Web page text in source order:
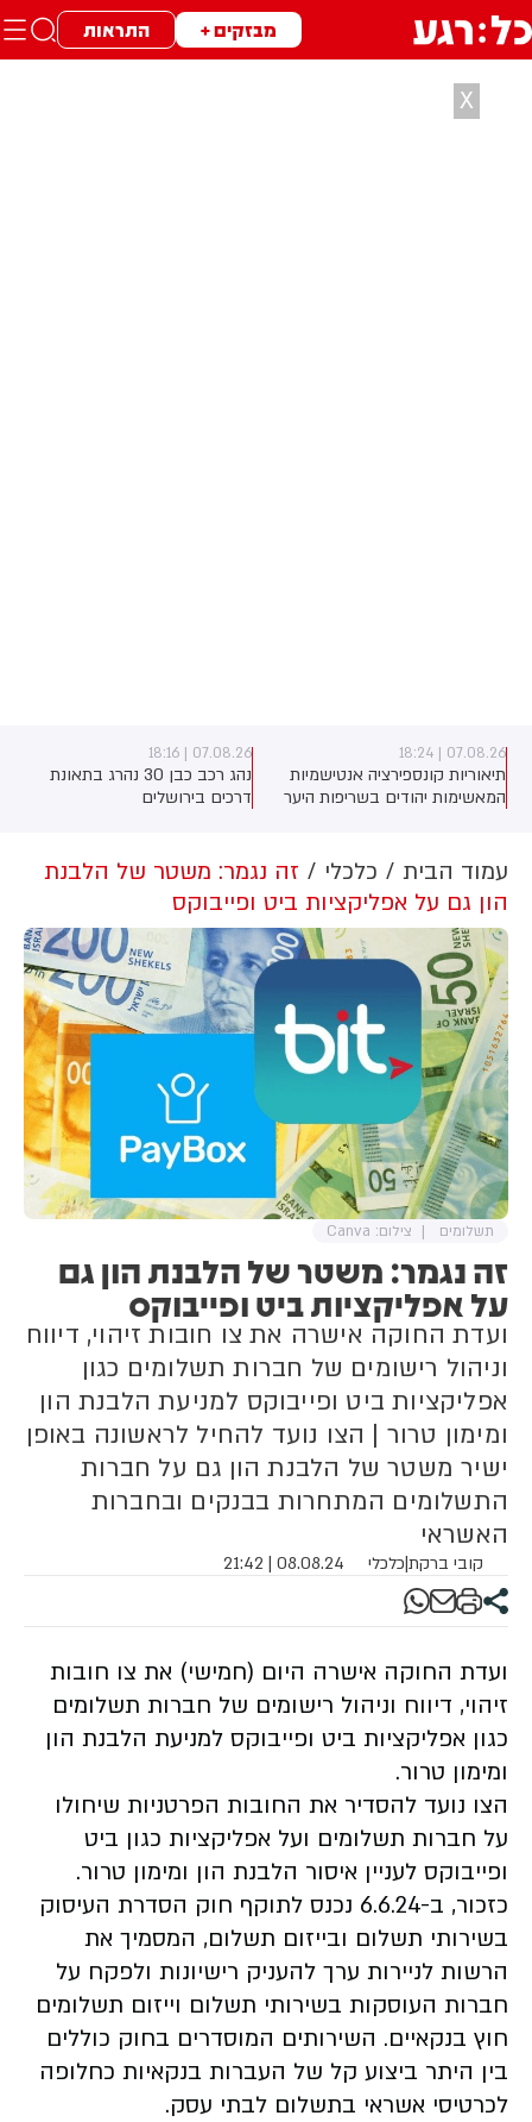
מבזקים + התראות
X
07.08.26 | 18:24
תיאוריות קונספירציה אנטישמיות
המאשימות יהודים בשריפות היער
מניתוח חדש של CyberWell, ארגון
המנטר אנטישמיות ברשת. הדו"ח
מצא כי פוסטים זהים ב-X שותפו
בצרפתית, אנגלית וספרדית, בטענה
שיהודים הם שהציתו במכוון את
השריפות בצרפת, ספרד ונורבגיה
בטרה להרוויח פוליטית או כלכלית
מהמצב.
07.08.26 | 18:16
נהג רכב כבן 30 נהרג בתאונת
דרכים בירושלים
עמוד הבית כלכלי
זה נגמר: משטר של הלבנת
הון גם על אפליקציות ביט ופייבוקס
זה נגמר: משטר של הלבנת הון גם
על אפליקציות ביט ופייבוקס
ועדת החוקה אישרה את צו חובות זיהוי, דיווח
וניהול רישומים של חברות תשלומים כגון
אפליקציות ביט ופייבוקס למניעת הלבנת הון
ומימון טרור | הצו נועד להחיל לראשונה באופן
ישיר משטר של הלבנת הון גם על חברות
התשלומים המתחרות בבנקים ובחברות
האשראי
קובי ברקת|כלכלי 08.08.24 | 21:42
תשלומים צילום: Canva
ועדת החוקה אישרה היום (חמישי) את צו חובות
זיהוי, דיווח וניהול רישומים של חברות תשלומים
כגון אפליקציות ביט ופייבוקס למניעת הלבנת הון
ומימון טרור.
הצו נועד להסדיר את החובות הפרטניות שיחולו
על חברות תשלומים ועל אפליקציות כגון ביט
ופייבוקס לעניין איסור הלבנת הון ומימון טרור.
כזכור, ב-6.6.24 נכנס לתוקף חוק הסדרת העיסוק
בשירותי תשלום ובייזום תשלום, המסמיך את
הרשות לניירות ערך להעניק רישיונות ולפקח על
חברות העוסקות בשירותי תשלום וייזום תשלומים
חוץ בנקאיים. השירותים המוסדרים בחוק כוללים
בין היתר ביצוע קל של העברות בנקאיות כחלופה
לכרטיסי אשראי בתשלום לבתי עסק.